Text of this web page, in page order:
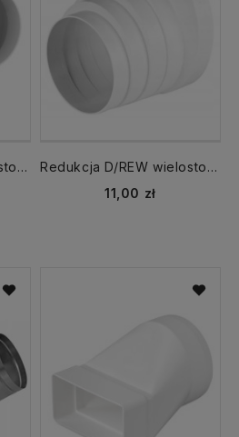
Redukcja D/REW wielostopniowa fi 80 100 110 120 125 150 mm symetryczna
Redukcja D/REW wielostopniowa fi 80 100 110 120 125 150 mm asymetryczna
11,00 zł